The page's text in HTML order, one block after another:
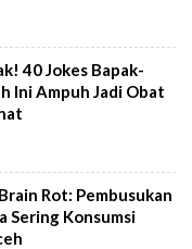
40 Jokes Bapak-
Ini Ampuh Jadi Obat
Rot: Pembusukan
Sering Konsumsi